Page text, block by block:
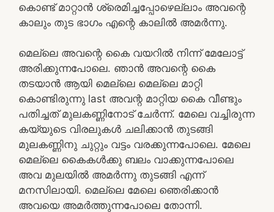
കൊണ്ട് മാറ്റാൻ ശ്രെമിച്ചപ്പോഴെല്ലാം അവന്റെ
കാലും തുട ഭാഗം എന്റെ കാലിൽ അമർന്നു.
മെല്ലെ അവന്റെ കൈ വയറിൽ നിന്ന് മേലോട്ട്
അരിക്കുന്നപോലെ. ഞാൻ അവന്റെ കൈ
തടയാൻ ആയി മെല്ലെ മെല്ലെ മാറ്റി
കൊണ്ടിരുന്നു last അവന്റ മാറ്റിയ കൈ വീണ്ടും
പതിച്ചത് മുലകണ്ണിനോട് ചേർന്ന്. മേലെ വച്ചിരുന്ന
കയ്യുടെ വിരലുകൾ ചലിക്കാൻ തുടങ്ങി
മുലകണ്ണിനു ചുറ്റും വട്ടം വരക്കുന്നപോലെ. മേലെ
മെല്ലെ കൈകൾക്കു ബലം വാക്കുന്നപോലെ
അവ മുലയിൽ അമർന്നു തുടങ്ങി എന്ന്
മനസിലായി. മെല്ലെ മേലെ ഞെരിക്കാൻ
അവയെ അമർത്തുന്നപോലെ തോന്നി.